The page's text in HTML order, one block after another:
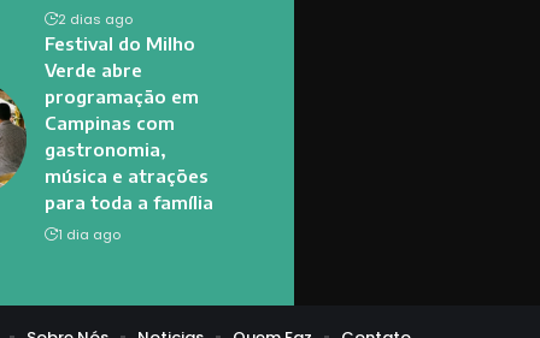
2 dias ago
Festival do Milho
Verde abre
programação em
Campinas com
gastronomia,
música e atrações
para toda a família
1 dia ago